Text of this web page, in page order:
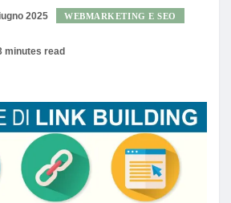
2025 WEBMARKETING E SEO
minutes read